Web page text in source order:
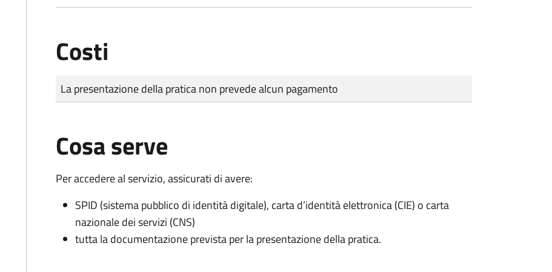
Costi
Tipo di pagamento
Importo
La presentazione della pratica non prevede alcun pagamento
Cosa serve
Per accedere al servizio, assicurati di avere:
SPID (sistema pubblico di identità digitale), carta d’identità elettronica (CIE) o carta
nazionale dei servizi (CNS)
tutta la documentazione prevista per la presentazione della pratica.